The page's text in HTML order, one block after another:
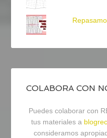
COLABORA CON
Puedes colaborar con
tus materiales a
consideramos